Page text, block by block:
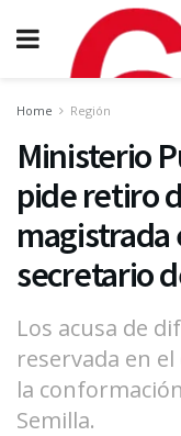
Home Región
Ministerio
pide retiro
magistrada
secretario
Los acusa de
reservada en
la
Semilla.